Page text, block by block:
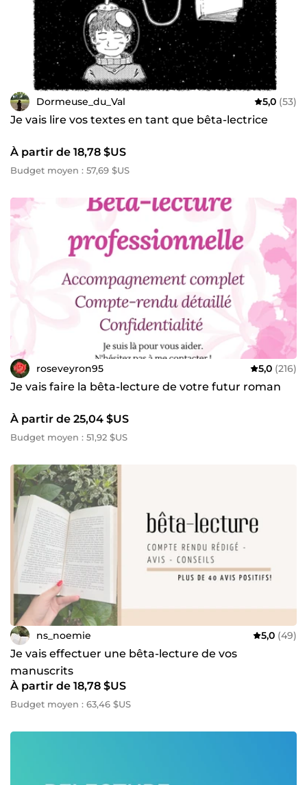
Dormeuse_du_Val 5,0 (53)
Je vais lire vos textes en tant que bêta-lectrice
À partir de 18,78 $US
Budget moyen : 57,69 $US
roseveyron95 5,0 (216)
Je vais faire la bêta-lecture de votre futur roman
À partir de 25,04 $US
Budget moyen : 51,92 $US
ns_noemie 5,0 (49)
Je vais effectuer une bêta-lecture de vos
manuscrits
À partir de 18,78 $US
Budget moyen : 63,46 $US